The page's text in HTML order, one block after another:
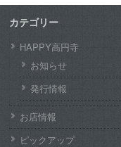
カテゴリー
HAPPY高円寺
お知らせ
発行情報
お店情報
ピックアップ